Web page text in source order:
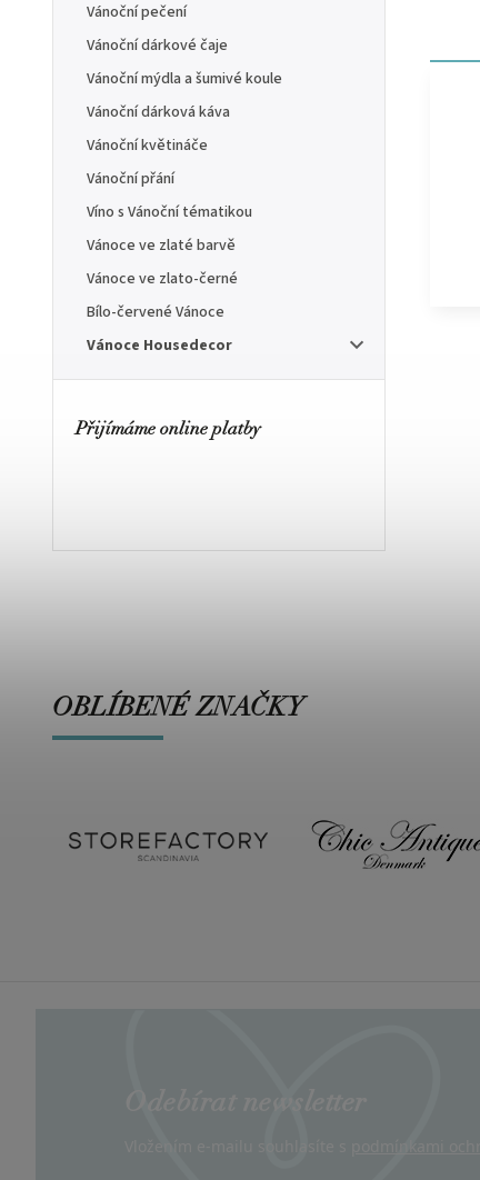
Vánoční pečení
Vánoční dárkové čaje
Vánoční mýdla a šumivé koule
Vánoční dárková káva
Vánoční květináče
Vánoční přání
Víno s Vánoční tématikou
Vánoce ve zlaté barvě
Vánoce ve zlato-černé
Bílo-červené Vánoce
Vánoce Housedecor
Přijímáme online platby
OBLÍBENÉ ZNAČKY